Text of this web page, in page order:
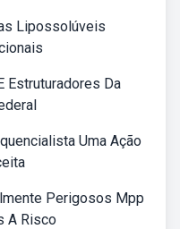
Lipossolúveis
Estruturadores Da
Uma Ação
Perigosos Mpp
A Risco